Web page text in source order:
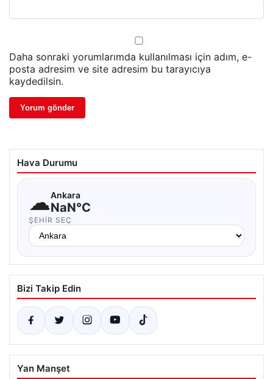
Daha sonraki yorumlarımda kullanılması için adım, e-
posta adresim ve site adresim bu tarayıcıya
kaydedilsin.
Hava Durumu
☁Ankara
NaN°C
ŞEHIR SEÇ
Bizi Takip Edin
Yan Manşet